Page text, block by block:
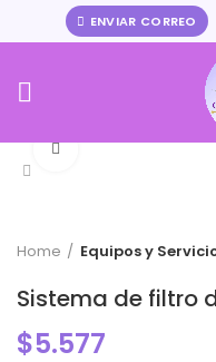
ENVIAR CORREO
Click to enlarge
Home Equipos y
Sistema de filtro
$5.577